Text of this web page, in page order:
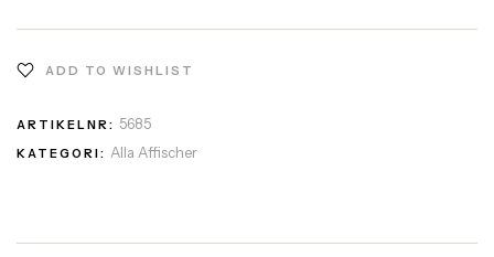
ADD TO WISHLIST
ARTIKELNR: 5685
KATEGORI: Alla Affischer